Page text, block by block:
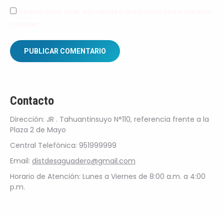
PUBLICAR COMENTARIO
Contacto
Dirección: JR . Tahuantinsuyo N°110, referencia frente a la
Plaza 2 de Mayo
Central Telefónica: 951999999
Email: distdesaguadero@gmail.com
Horario de Atención: Lunes a Viernes de 8:00 a.m. a 4:00
p.m.